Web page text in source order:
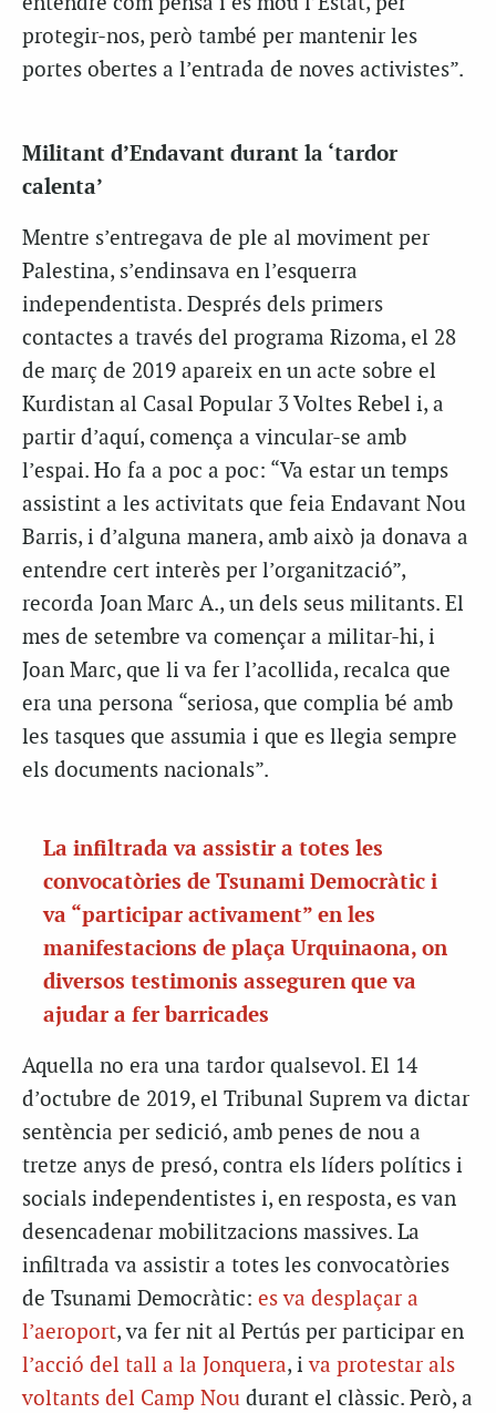
protegir-nos, però també per mantenir les
portes obertes a l’entrada de noves activistes”.
Militant d’Endavant durant la ‘tardor
calenta’
Mentre s’entregava de ple al moviment per
Palestina, s’endinsava en l’esquerra
independentista. Després dels primers
contactes a través del programa Rizoma, el 28
de març de 2019 apareix en un acte sobre el
Kurdistan al Casal Popular 3 Voltes Rebel i, a
partir d’aquí, comença a vincular-se amb
l’espai. Ho fa a poc a poc: “Va estar un temps
assistint a les activitats que feia Endavant Nou
Barris, i d’alguna manera, amb això ja donava a
entendre cert interès per l’organització”,
recorda Joan Marc A., un dels seus militants. El
mes de setembre va començar a militar-hi, i
Joan Marc, que li va fer l’acollida, recalca que
era una persona “seriosa, que complia bé amb
les tasques que assumia i que es llegia sempre
els documents nacionals”.
La infiltrada va assistir a totes les
convocatòries de Tsunami Democràtic i
va “participar activament” en les
manifestacions de plaça Urquinaona, on
diversos testimonis asseguren que va
ajudar a fer barricades
Aquella no era una tardor qualsevol. El 14
d’octubre de 2019, el Tribunal Suprem va dictar
sentència per sedició, amb penes de nou a
tretze anys de presó, contra els líders polítics i
socials independentistes i, en resposta, es van
desencadenar mobilitzacions massives. La
infiltrada va assistir a totes les convocatòries
de Tsunami Democràtic: es va desplaçar a
l’aeroport, va fer nit al Pertús per participar en
l’acció del tall a la Jonquera, iva protestar als
voltants del Camp Nou durant el clàssic. Però, a